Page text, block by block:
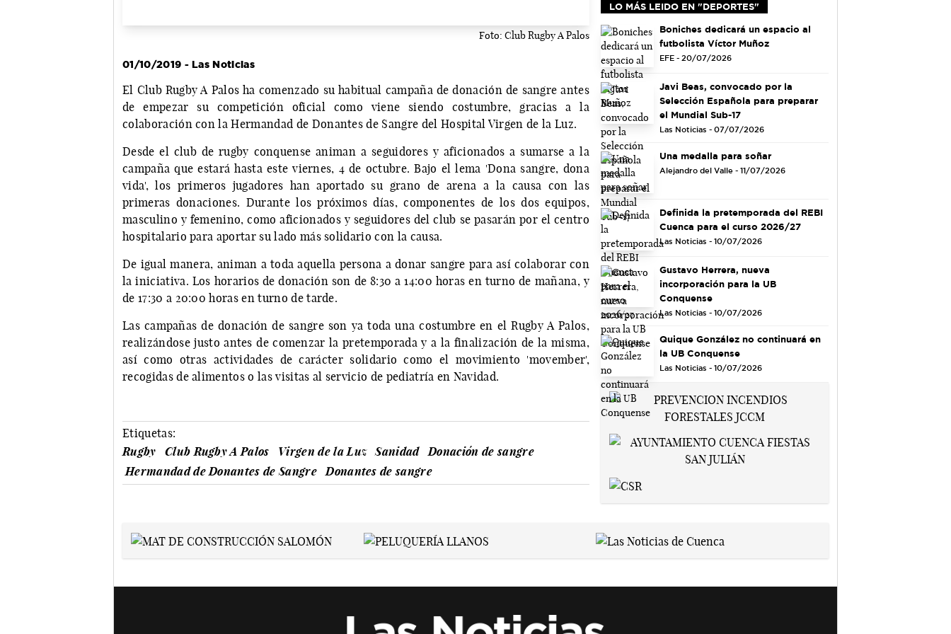
Foto: Club Rugby A Palos
01/10/2019 - Las Noticias
El Club Rugby A Palos ha comenzado su habitual campaña de donación de sangre antes
de empezar su competición oficial como viene siendo costumbre, gracias a la
colaboración con la Hermandad de Donantes de Sangre del Hospital Virgen de la Luz.
Desde el club de rugby conquense animan a seguidores y aficionados a sumarse a la
campaña que estará hasta este viernes, 4 de octubre. Bajo el lema 'Dona sangre, dona
vida', los primeros jugadores han aportado su grano de arena a la causa con las
primeras donaciones. Durante los próximos días, componentes de los dos equipos,
masculino y femenino, como aficionados y seguidores del club se pasarán por el centro
hospitalario para aportar su lado más solidario con la causa.
De igual manera, animan a toda aquella persona a donar sangre para así colaborar con
la iniciativa. Los horarios de donación son de 8:30 a 14:00 horas en turno de mañana, y
de 17:30 a 20:00 horas en turno de tarde.
Las campañas de donación de sangre son ya toda una costumbre en el Rugby A Palos,
realizándose justo antes de comenzar la pretemporada y a la finalización de la misma,
así como otras actividades de carácter solidario como el movimiento 'movember',
recogidas de alimentos o las visitas al servicio de pediatría en Navidad.
Etiquetas:
Rugby
Club Rugby A Palos Virgen de la Luz Sanidad
Donación de sangre
Hermandad de Donantes de Sangre
Donantes de sangre
LO MÁS LEIDO EN "DEPORTES"
Boniches dedicará un espacio al
futbolista Víctor Muñoz
EFE - 20/07/2026
Javi Beas, convocado por la
Selección Española para preparar
el Mundial Sub-17
Las Noticias - 07/07/2026
Una medalla para soñar
Alejandro del Valle - 11/07/2026
Definida la pretemporada del REBI
Cuenca para el curso 2026/27
Las Noticias - 10/07/2026
Gustavo Herrera, nueva
incorporación para la UB
Conquense
Las Noticias - 10/07/2026
Quique González no continuará en
la UB Conquense
Las Noticias - 10/07/2026